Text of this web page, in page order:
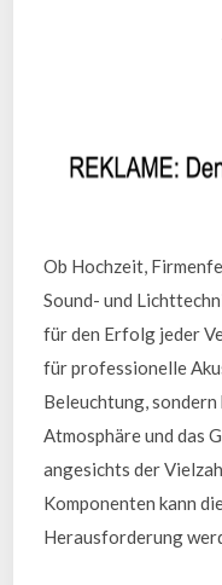
Ob Hochzeit,
Sound- und
für den Erfolg jeder
für professionelle
Beleuchtung,
Atmosphäre und das
angesichts der
Komponenten kann
Herausforderung